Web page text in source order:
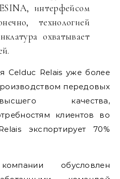
интерфейсом
технологией
охватывает
Celduc Relais уже более
передовых
качества,
клиентов во
экспортирует 70%
обусловлен